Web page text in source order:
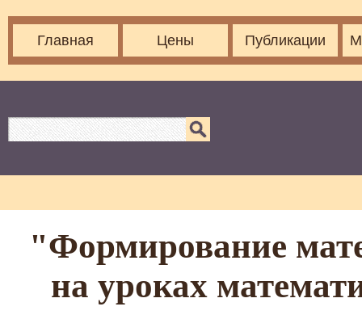
Главная Цены Публикации
"Формирование
на уроках